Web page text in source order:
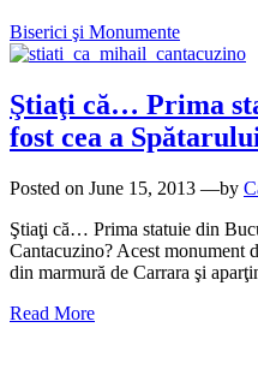
Biserici şi Monumente
Ştiaţi că… Prima
fost cea a
Posted on June 15, 2013 —by
Ştiaţi că… Prima statuie din
Cantacuzino? Acest monument
din marmură de Carrara şi
Read More